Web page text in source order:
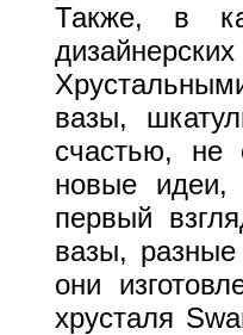
Также, в
вазы,
счастью, не
новые
первый
вазы,
они
хрусталя